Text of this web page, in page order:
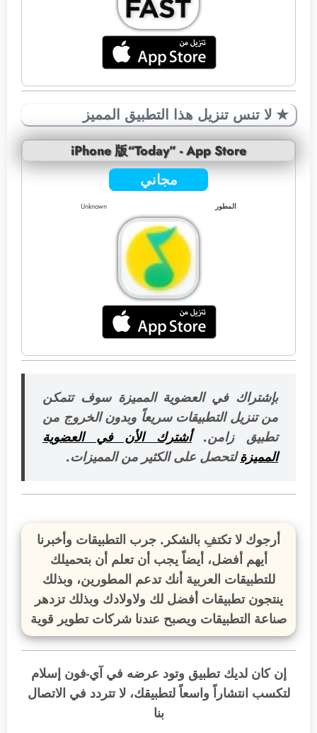
★ لا تنس تنزيل هذا التطبيق المميز
iPhone 版“Today” - App Store
مجاني
المطور Unknown
بإشتراك في العضوية المميزة سوف تتمكن
من تنزيل التطبيقات سريعاً وبدون الخروج من
تطبيق زامن.أشترك الأن في العضوية
المميزةلتحصل على الكثير من المميزات.
أرجوك لا تكتفِ بالشكر. جرب التطبيقات وأخبرنا
أيهم أفضل، أيضاً يجب أن تعلم أن بتحميلك
للتطبيقات العربية أنك تدعم المطورين، وبذلك
ينتجون تطبيقات أفضل لك ولاولادك وبذلك تزدهر
صناعة التطبيقات ويصبح عندنا شركات تطوير قوية
إن كان لديك تطبيق وتود عرضه في آي-فون إسلام
لتكسب انتشاراً واسعاً لتطبيقك، لا تتردد في الاتصال
بنا